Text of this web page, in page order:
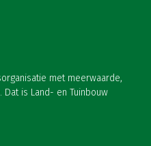
met meerwaarde,
is Land- en Tuinbouw